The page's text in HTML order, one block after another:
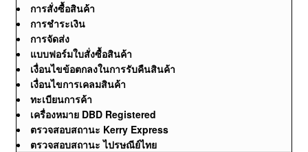
การสั่งซื้อสินค้า
การชำระเงิน
การจัดส่ง
แบบฟอร์มใบสั่งซื้อสินค้า
เงื่อนไขข้อตกลงในการรับคืนสินค้า
เงื่อนไขการเคลมสินค้า
ทะเบียนการค้า
เครื่องหมาย DBD Registered
ตรวจสอบสถานะ Kerry Express
ตรวจสอบสถานะ ไปรษณีย์ไทย